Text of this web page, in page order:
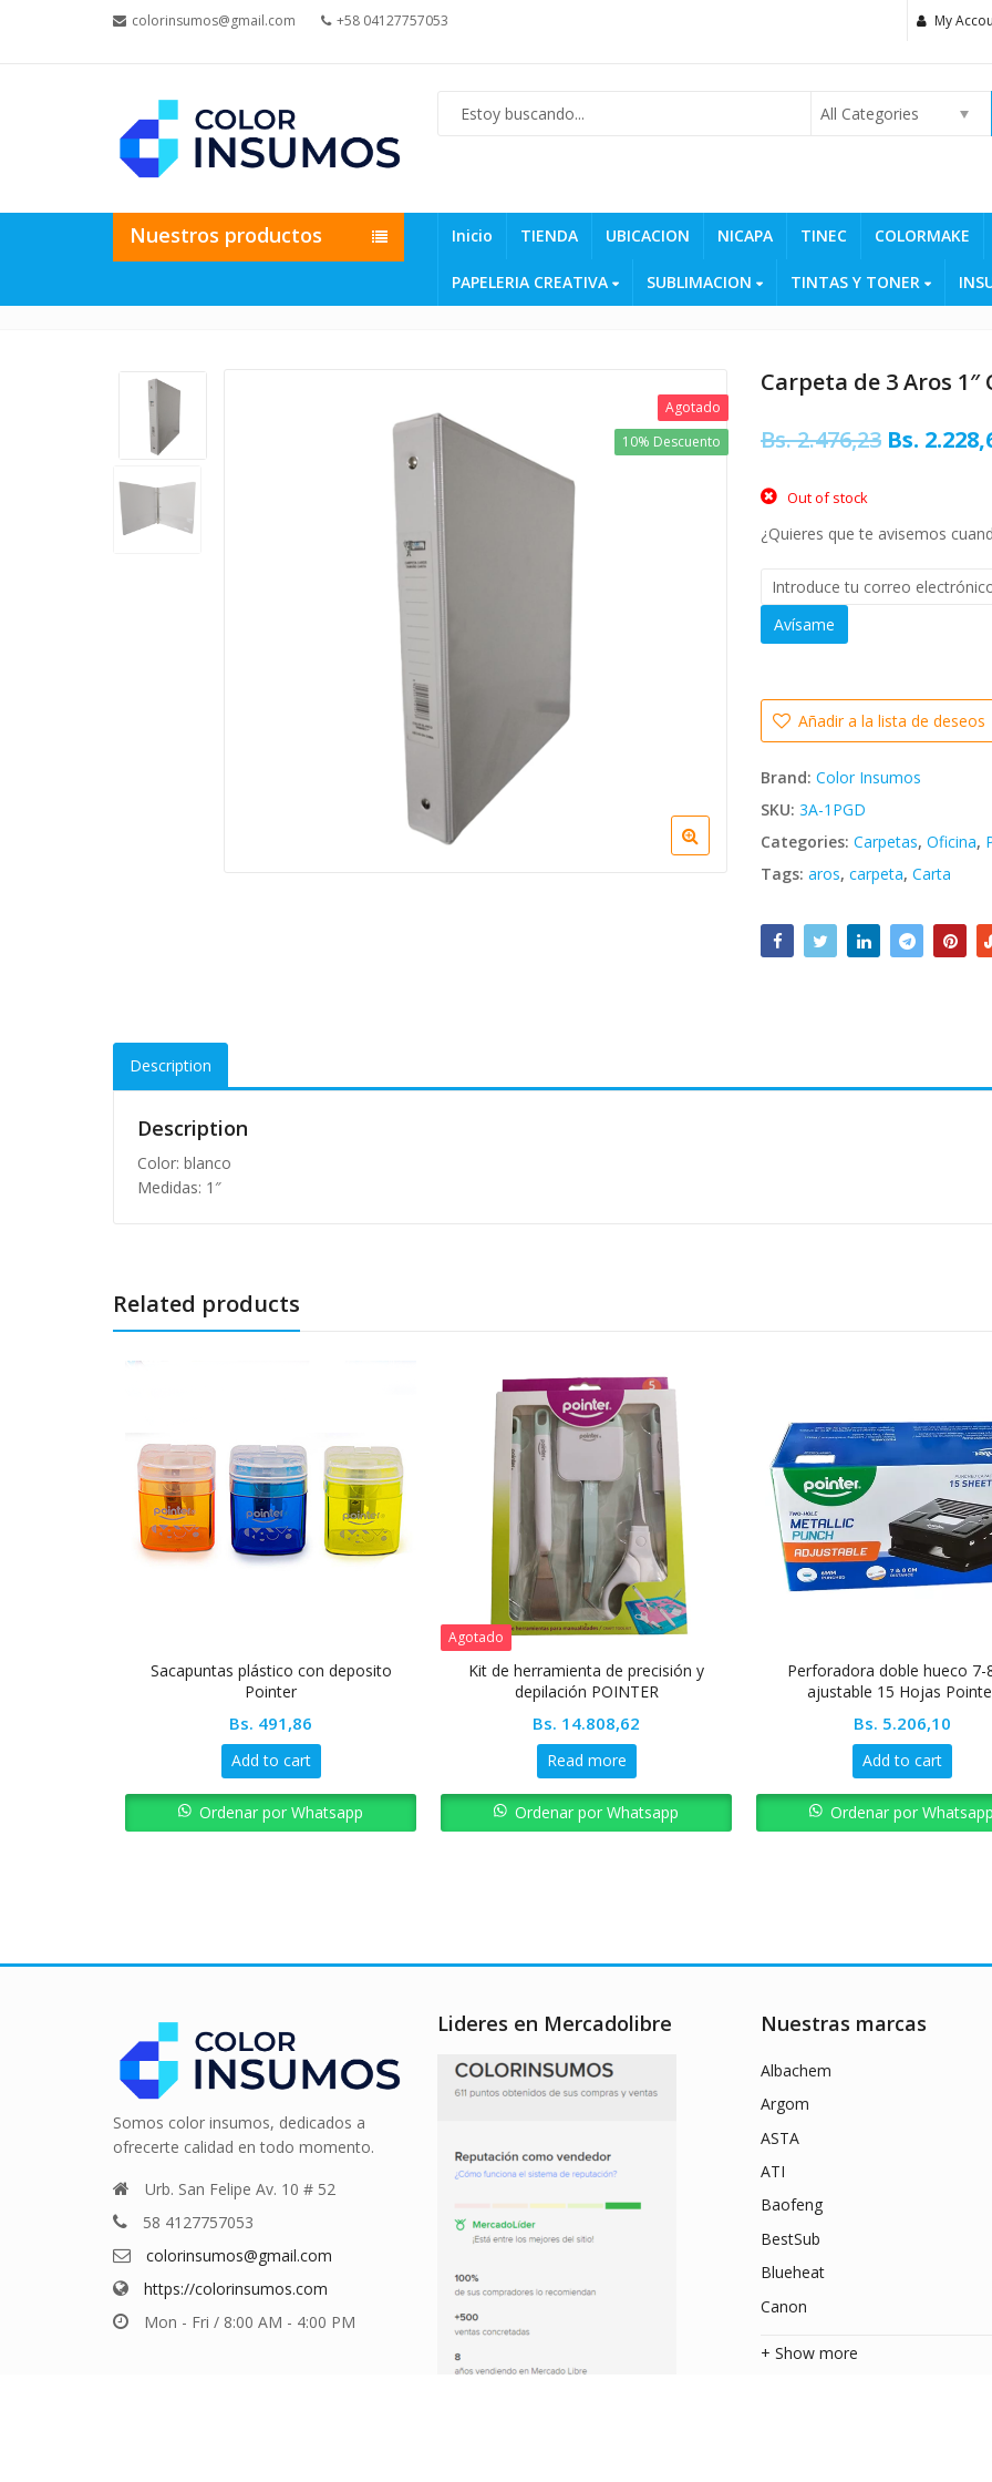
colorinsumos@gmail.com +58 04127757053 My
All Categories
Nuestros productos Inicio TIENDA UBICACION NICAPA TINEC COLORMAKE
PAPELERIA CREATIVA SUBLIMACION TINTAS Y TONER
Agotado
10% Descuento
Carpeta de 3 Aros 1″
Bs.2.476,23 Original
Bs.
Bs.
Out of stock
¿Quieres que te avisemos
Avísame
Añadir a la lista de deseos
Brand: Color Insumos
SKU: 3A-1PGD
Categories: Carpetas, Oficina,
Tags: aros, carpeta, Carta
Description
Description
Color: blanco
Medidas: 1″
Related products
Sacapuntas plástico con deposito
Pointer
Bs. 491,86
Add to cart
Ordenar por Whatsapp
Agotado
Kit de herramienta de precisión y
depilación POINTER
Bs. 14.808,62
Read more
Ordenar por Whatsapp
Perforadora doble hueco 7-
ajustable 15 Hojas
Bs. 5.206,10
Add to cart
Ordenar por Whatsapp
Somos color insumos, dedicados a
ofrecerte calidad en todo momento.
Urb. San Felipe Av. 10 # 52
58 4127757053
colorinsumos@gmail.com
https://colorinsumos.com
Mon - Fri / 8:00 AM - 4:00 PM
Lideres en Mercadolibre Nuestras marcas
Albachem
Argom
ASTA
ATI
Baofeng
BestSub
Blueheat
Canon
+ Show more